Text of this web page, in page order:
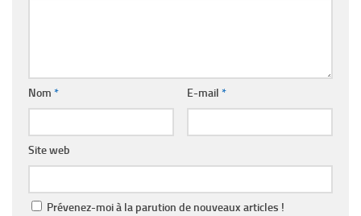
Nom * E-mail *
Site web
Prévenez-moi à la parution de nouveaux articles !